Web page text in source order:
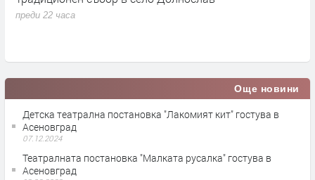
преди 22 часа
Още новини
Детска театрална постановка "Лакомият кит" гостува в
Асеновград
07.12.2024
Театралната постановка "Малката русалка" гостува в
Асеновград